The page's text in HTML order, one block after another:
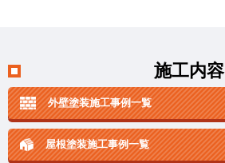
施工内容
外壁塗装施工事例一覧
屋根塗装施工事例一覧